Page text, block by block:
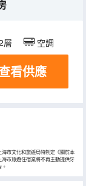
層 空調
箱看供應
市文化和旅遊局特制定《關於本
海市旅遊住宿業將不再主動提供牙
。